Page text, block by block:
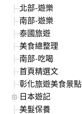
北部-遊樂
南部-遊樂
泰國旅遊
美食總整理
南部-吃喝
首頁精選文
彰化旅遊美食景點
日本遊記
美髮保養